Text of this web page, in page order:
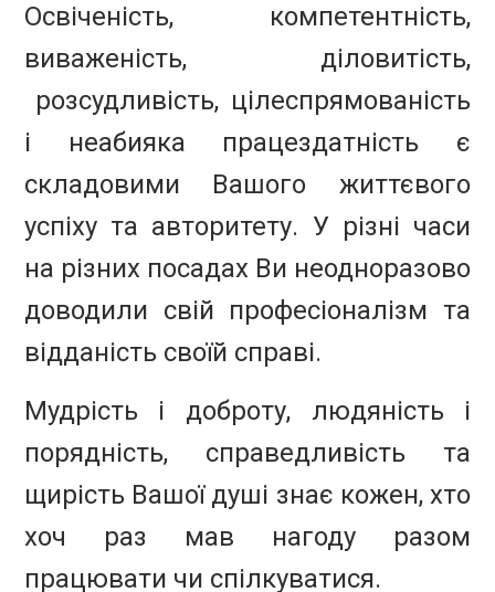
Освіченість, компетентність,
виваженість, діловитість,
розсудливість, цілеспрямованість
і неабияка працездатність є
складовими Вашого життєвого
успіху та авторитету. У різні часи
на різних посадах Ви неодноразово
доводили свій професіоналізм та
відданість своїй справі.
Мудрість і доброту, людяність і
порядність, справедливість та
щирість Вашої душі знає кожен, хто
хоч раз мав нагоду разом
працювати чи спілкуватися.